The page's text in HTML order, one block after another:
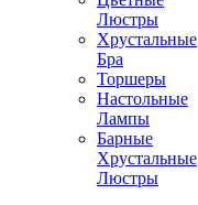
Люстры
Хрустальные
Бра
Торшеры
Настольные
Лампы
Барные
Хрустальные
Люстры